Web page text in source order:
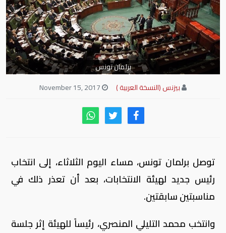
برلمان تونس
بيزنس (النسخة العربية )
توصل برلمان تونس، مساء اليوم الثلاثاء، إلى انتخاب
رئيس جديد لهيئة الانتخابات، بعد أن تعذر ذلك في
مناسبتين سابقتين.
وانتخب محمد التليلي المنصري، رئيساً للهيئة إثر جلسة